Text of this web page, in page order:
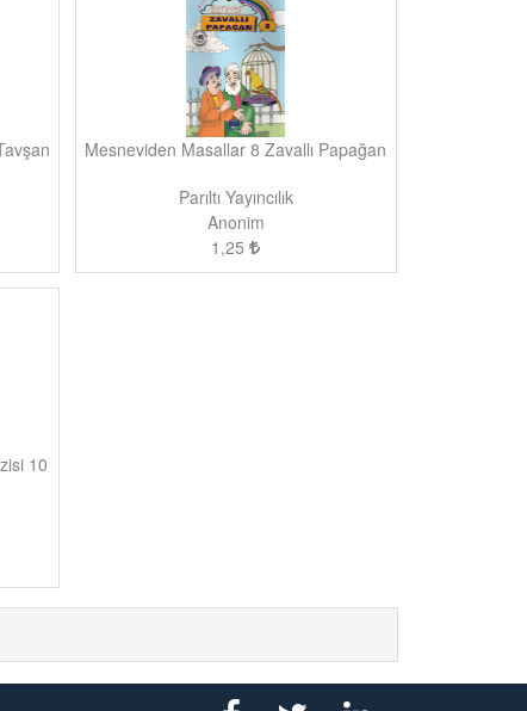
Mesneviden Masallar 8 Zavallı Papağan
Parıltı Yayıncılık
Anonim
1,25
10